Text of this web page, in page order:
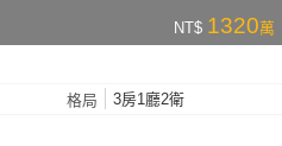
NT$ 1320萬
格局 3房1廳2衛